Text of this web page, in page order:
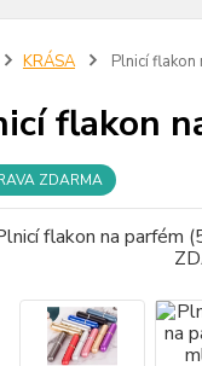
KRÁSA Plnicí
flakon
ZDARMA